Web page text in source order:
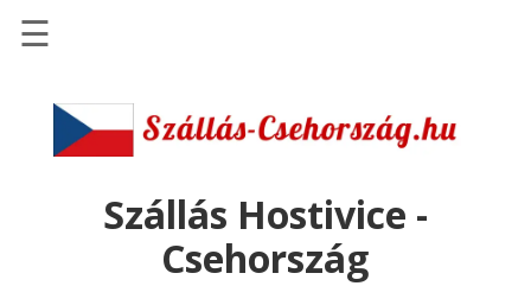
Szállások
Szállásinfo.eu
pénzvisszatérítéssel
☰
Szállás Hostivice -
Csehország